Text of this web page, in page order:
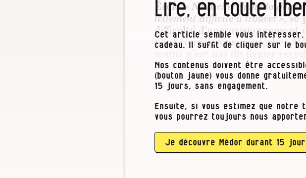
Écolo.« Nous cherchons
tellement difficile à trouver », se
difficulté
nous connaissons aussi, chez
mains n’est pas du papier
écoresponsables.
« La demande initiale pour du
nous explique Leila Fourati,
Charleroi. Mais en découvrant
« Les gens s’imaginent que
coûte 15 % de plus pour du
peut aller jusqu’au double …
Lire, en toute
Cet article semble vous
cadeau. Il suffit de cliquer sur le
Nos contenus doivent être
(bouton jaune) vous donne
15 jours, sans engagement.
Ensuite, si vous estimez que notre
vous pourrez toujours nous
Je découvre Médor durant 15